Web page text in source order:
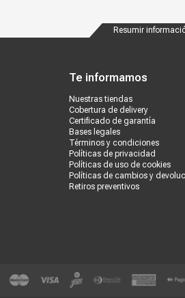
Resumir
Te informamos
Nuestras tiendas
Cobertura de delivery
Certificado de garantía
Bases legales
Términos y condiciones
Políticas de privacidad
Políticas de uso de cookies
Políticas de cambios y
Retiros preventivos